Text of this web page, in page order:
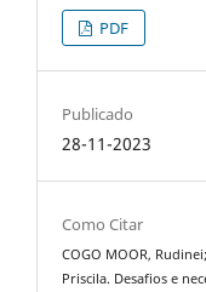
PDF
Publicado
28-11-2023
Como Citar
COGO MOOR,
Priscila. Desafios e